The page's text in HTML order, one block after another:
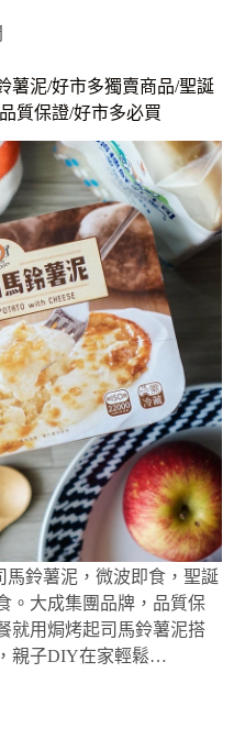
薯泥/好市多獨賣商品/聖誕
質保證/好市多必買
馬鈴薯泥，微波即食，聖誕
。大成集團品牌，品質保
就用焗烤起司馬鈴薯泥搭
親子DIY在家輕鬆…